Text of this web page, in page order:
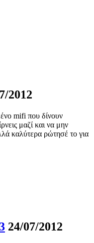
2012
mifi που δίνουν
μαζί και να μην
καλύτερα ρώτησέ το για
24/07/2012